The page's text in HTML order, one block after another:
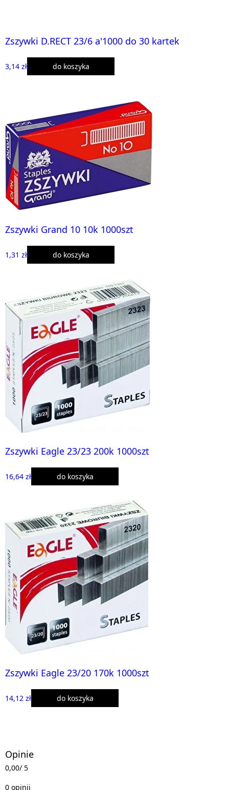
Zszywki D.RECT 23/6 a'1000 do 30 kartek
3,14 zł do koszyka
Zszywki Grand 10 10k 1000szt
1,31 zł do koszyka
Zszywki Eagle 23/23 200k 1000szt
16,64 zł do koszyka
Zszywki Eagle 23/20 170k 1000szt
14,12 zł do koszyka
Opinie
0,00/ 5
0 opinii